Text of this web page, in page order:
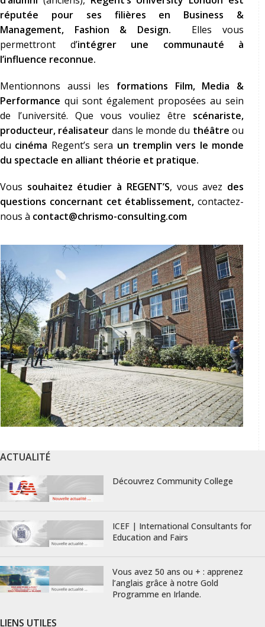
réputée pour ses filières en Business &
Management, Fashion & Design. Elles vous
permettront d’intégrer une communauté à
l’influence reconnue.
Mentionnons aussi les formations Film, Media &
Performance qui sont également proposées au sein
de l’université. Que vous vouliez être scénariste,
producteur, réalisateur dans le monde du théâtre ou
du cinéma Regent’s sera un tremplin vers le monde
du spectacle en alliant théorie et pratique.
Vous souhaitez étudier à REGENT’S, vous avez des
questions concernant cet établissement, contactez-
nous à contact@chrismo-consulting.com
ACTUALITÉ
Découvrez Community College
ICEF | International Consultants for
Education and Fairs
Vous avez 50 ans ou + : apprenez
l’anglais grâce à notre Gold
Programme en Irlande.
LIENS UTILES